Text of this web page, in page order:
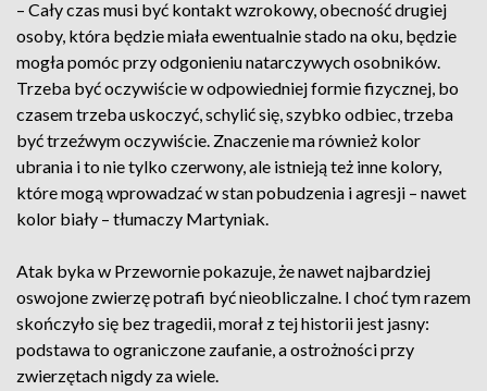
– Cały czas musi być kontakt wzrokowy, obecność drugiej
osoby, która będzie miała ewentualnie stado na oku, będzie
mogła pomóc przy odgonieniu natarczywych osobników.
Trzeba być oczywiście w odpowiedniej formie fizycznej, bo
czasem trzeba uskoczyć, schylić się, szybko odbiec, trzeba
być trzeźwym oczywiście. Znaczenie ma również kolor
ubrania i to nie tylko czerwony, ale istnieją też inne kolory,
które mogą wprowadzać w stan pobudzenia i agresji – nawet
kolor biały – tłumaczy Martyniak.
Atak byka w Przewornie pokazuje, że nawet najbardziej
oswojone zwierzę potrafi być nieobliczalne. I choć tym razem
skończyło się bez tragedii, morał z tej historii jest jasny:
podstawa to ograniczone zaufanie, a ostrożności przy
zwierzętach nigdy za wiele.